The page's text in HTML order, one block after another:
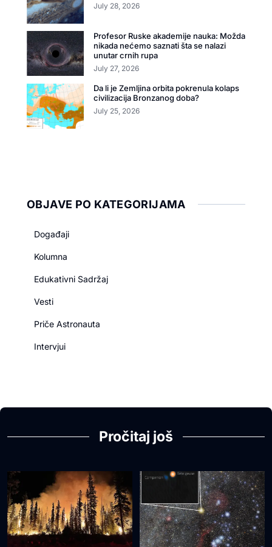
July 28, 2026
Profesor Ruske akademije nauka: Možda
nikada nećemo saznati šta se nalazi
unutar crnih rupa
July 27, 2026
Da li je Zemljina orbita pokrenula kolaps
civilizacija Bronzanog doba?
July 25, 2026
OBJAVE PO KATEGORIJAMA
Događaji
Kolumna
Edukativni Sadržaj
Vesti
Priče Astronauta
Intervjui
Pročitaj još